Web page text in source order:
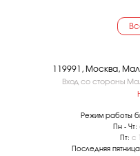
119991, Москва,
Вход со стороны
Режим работы
Пн - Чт:
Пт: с
Последняя